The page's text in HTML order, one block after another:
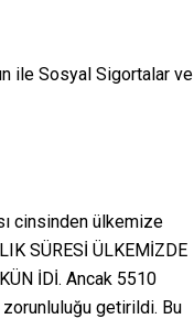
ile Sosyal Sigortalar ve
cinsinden ülkemize
SÜRESİ ÜLKEMİZDE
İDİ. Ancak 5510
getirildi. Bu